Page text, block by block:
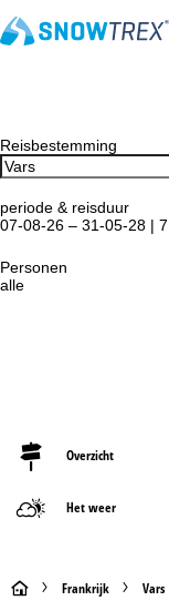
Reisbestemming
periode & reisduur
07-08-26 – 31-05-28 |
Personen
alle
Overzicht
Het weer
S Frankrijk Vars